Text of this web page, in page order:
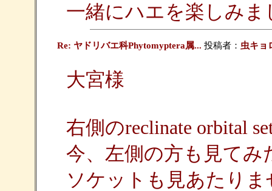
一緒にハエを楽しみま
Re: ヤドリバエ科Phytomyptera属... 投稿者： 虫キョ
大宮様
右側のreclinate orbital
今、左側の方も見てみ
ソケットも見あたりま